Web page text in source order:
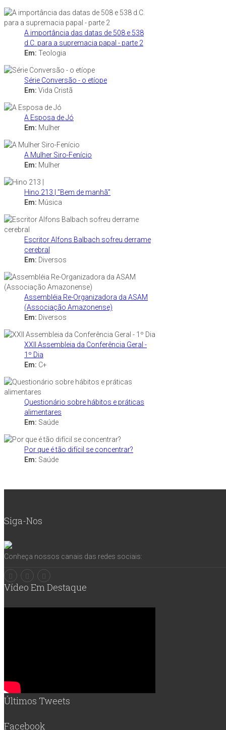
A importância das datas de 508 e 538
d.C. para a supremacia papal - parte 2
Em: Teologia
Série Conversão - o etíope
Em: Vida Cristã
A Esposa de Jó
Em: Mulher
A Mulher Siro-Fenício
Em: Mulher
Hino 213 | "Bem de manhã"
Em: Música
Escritor Alfons Balbach sofreu derrame
cerebral
Em: Diversos
Assembléia Re-Organizadora da ASAM
(Associação Amazonense)
Em: Diversos
XXII Assembleia da Conferência Geral -
1º Dia
Em: C+
Questionário sobre hábitos e práticas
alimentares
Em: Saúde
Por que é tão difícil se concentrar?
Em: Saúde
Siga-Nos
Conheça nossos canais das redes sociais:
Vídeo Em Destaque
Últimos Tweets
Facebook